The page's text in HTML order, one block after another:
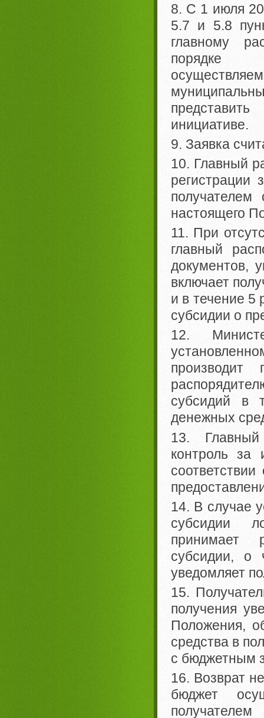
8. С 1 июля
5.7 и 5.8
главному
порядке
инициативе.
9. Заявка
10. Главный
регистрации
настоящего
11. При
главный
документов,
включает
и в течение 5
субсидии о
12.
производит
субсидий в
денежных
13. Главный
контроль за
14. В случае
субсидии
принимает
субсидии, о
уведомляет
15.
получения
Положения,
средства в
с бюджетным
16. Возврат
бюджет